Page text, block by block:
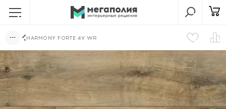
HARMONY FORTE 4V WR